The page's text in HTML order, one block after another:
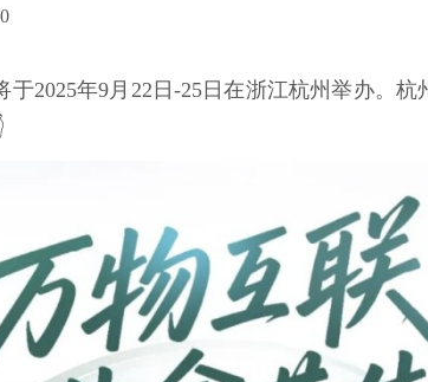
2025年9月22日-25日在浙江杭州举办。